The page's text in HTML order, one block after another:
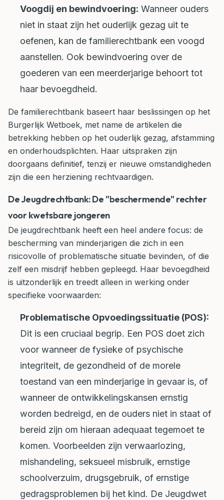
Voogdij en bewindvoering: Wanneer ouders
niet in staat zijn het ouderlijk gezag uit te
oefenen, kan de familierechtbank een voogd
aanstellen. Ook bewindvoering over de
goederen van een meerderjarige behoort tot
haar bevoegdheid.
De familierechtbank baseert haar beslissingen op het
Burgerlijk Wetboek, met name de artikelen die
betrekking hebben op het ouderlijk gezag, afstamming
en onderhoudsplichten. Haar uitspraken zijn
doorgaans definitief, tenzij er nieuwe omstandigheden
zijn die een herziening rechtvaardigen.
De Jeugdrechtbank: De "beschermende" rechter
voor kwetsbare jongeren
De jeugdrechtbank heeft een heel andere focus: de
bescherming van minderjarigen die zich in een
risicovolle of problematische situatie bevinden, of die
zelf een misdrijf hebben gepleegd. Haar bevoegdheid
is uitzonderlijk en treedt alleen in werking onder
specifieke voorwaarden:
Problematische Opvoedingssituatie (POS):
Dit is een cruciaal begrip. Een POS doet zich
voor wanneer de fysieke of psychische
integriteit, de gezondheid of de morele
toestand van een minderjarige in gevaar is, of
wanneer de ontwikkelingskansen ernstig
worden bedreigd, en de ouders niet in staat of
bereid zijn om hieraan adequaat tegemoet te
komen. Voorbeelden zijn verwaarlozing,
mishandeling, seksueel misbruik, ernstige
schoolverzuim, drugsgebruik, of ernstige
gedragsproblemen bij het kind. De Jeugdwet